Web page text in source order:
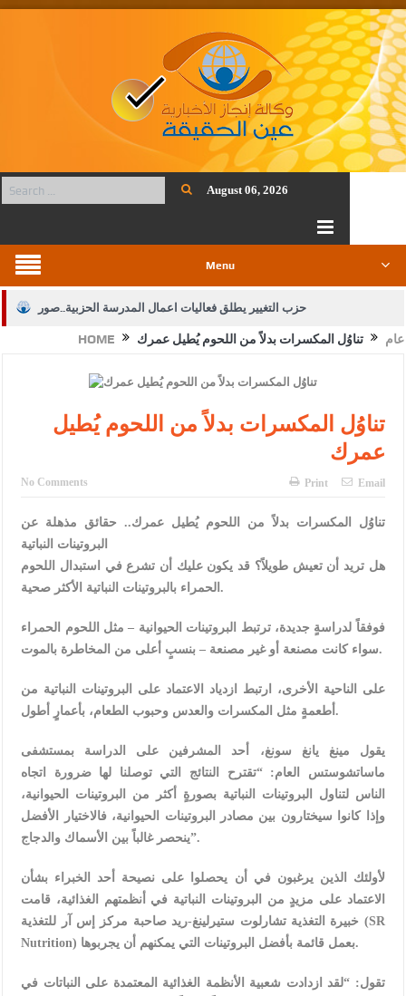
August 06, 2026
Menu
حزب التغيير يطلق فعاليات اعمال المدرسة الحزبية..صور
الجيش يفتح باب التجنيد لحملة البكالوريوس في الحقوق والقانون
بيان اجتماع عمّان:دعم الوصاية الهاشمية التاريخية على المقدسات
الإسلامية والمسيحية
النواب يقر مشروع تعديل قانون الملكية العقارية
القاضي يلتقي رؤساء تحرير الصحف اليومية ويؤكد حرص مجلس النواب
دعوة المكلفين بخدمة العلم (الدفعة الثالثة) إلى مراجعة منصة خدمة
العلم
الملك يلتقي مجموعة من رفاق السلاح
الملك يتلقى اتصالا هاتفيا من العاهل البحريني
القاضي محمود أحمد فريحات.. مبارك ومزيدا من التوفيق
HOME عام تناوُل المكسرات بدلاً من اللحوم يُطيل عمرك
تناوُل المكسرات بدلاً من اللحوم يُطيل
عمرك
No Comments Print Email
تناوُل المكسرات بدلاً من اللحوم يُطيل عمرك.. حقائق مذهلة عن
البروتينات النباتية
هل تريد أن تعيش طويلاً؟ قد يكون عليك أن تشرع في استبدال اللحوم
الحمراء بالبروتينات النباتية الأكثر صحية.
فوفقاً لدراسةٍ جديدة، ترتبط البروتينات الحيوانية – مثل اللحوم الحمراء
سواء كانت مصنعة أو غير مصنعة – بنسبٍ أعلى من المخاطرة بالموت.
على الناحية الأخرى، ارتبط ازدياد الاعتماد على البروتينات النباتية من
أطعمةٍ مثل المكسرات والعدس وحبوب الطعام، بأعمارٍ أطول.
يقول مينغ يانغ سونغ، أحد المشرفين على الدراسة بمستشفى
ماساتشوستس العام: “تقترح النتائج التي توصلنا لها ضرورة اتجاه
الناس لتناول البروتينات النباتية بصورةٍ أكثر من البروتينات الحيوانية،
وإذا كانوا سيختارون بين مصادر البروتينات الحيوانية، فالاختيار الأفضل
ينحصر غالباً بين الأسماك والدجاج”.
لأولئك الذين يرغبون في أن يحصلوا على نصيحة أحد الخبراء بشأن
الاعتماد على مزيدٍ من البروتينات النباتية في أنظمتهم الغذائية، قامت
خبيرة التغذية تشارلوت ستيرلينغ-ريد صاحبة مركز إس آر للتغذية (SR
Nutrition) بعمل قائمة بأفضل البروتينات التي يمكنهم أن يجربوها.
تقول: “لقد ازدادت شعبية الأنظمة الغذائية المعتمدة على النباتات في